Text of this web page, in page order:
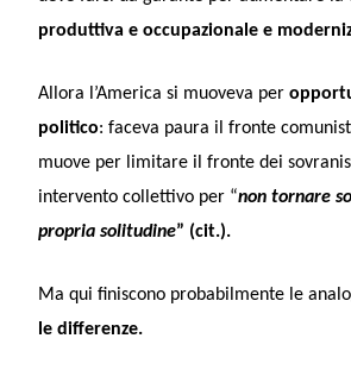
produttiva e occupazionale e
Allora l’America si muoveva per
politico: faceva paura il fronte
muove per limitare il fronte dei
intervento collettivo per “non tornare
propria solitudine” (cit.).
Ma qui finiscono probabilmente le
le differenze.